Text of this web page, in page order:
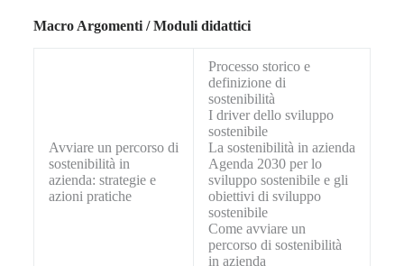
Macro Argomenti / Moduli didattici
Avviare un percorso di
sostenibilità in
azienda: strategie e
azioni pratiche
Processo storico e
definizione di
sostenibilità
I driver dello sviluppo
sostenibile
La sostenibilità in azienda
Agenda 2030 per lo
sviluppo sostenibile e gli
obiettivi di sviluppo
sostenibile
Come avviare un
percorso di sostenibilità
in azienda